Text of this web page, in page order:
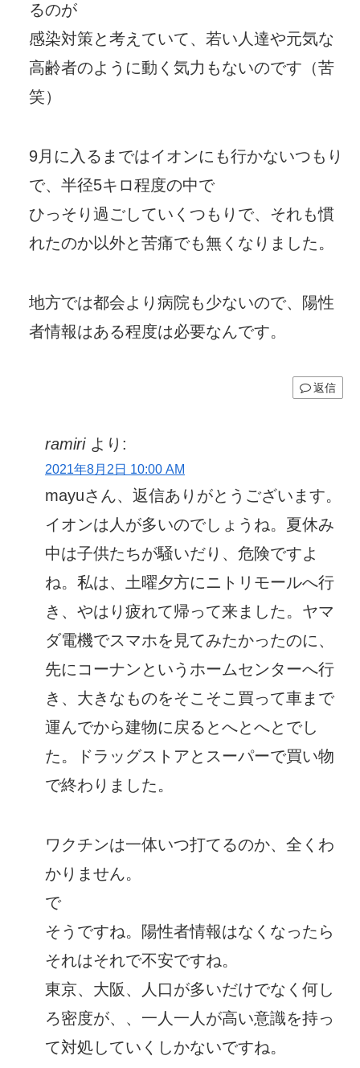
るのが
感染対策と考えていて、若い人達や元気な
高齢者のように動く気力もないのです（苦
笑）
9月に入るまではイオンにも行かないつもり
で、半径5キロ程度の中で
ひっそり過ごしていくつもりで、それも慣
れたのか以外と苦痛でも無くなりました。
地方では都会より病院も少ないので、陽性
者情報はある程度は必要なんです。
返信
ramiri より:
2021年8月2日 10:00 AM
mayuさん、返信ありがとうございます。
イオンは人が多いのでしょうね。夏休み
中は子供たちが騒いだり、危険ですよ
ね。私は、土曜夕方にニトリモールへ行
き、やはり疲れて帰って来ました。ヤマ
ダ電機でスマホを見てみたかったのに、
先にコーナンというホームセンターへ行
き、大きなものをそこそこ買って車まで
運んでから建物に戻るとへとへとでし
た。ドラッグストアとスーパーで買い物
で終わりました。
ワクチンは一体いつ打てるのか、全くわ
かりません。
で
そうですね。陽性者情報はなくなったら
それはそれで不安ですね。
東京、大阪、人口が多いだけでなく何し
ろ密度が、、一人一人が高い意識を持っ
て対処していくしかないですね。